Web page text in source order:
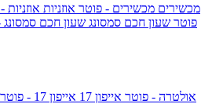
מכשירים מכשירים - פוטר אוזניות אוזניות
שעון Apple Watch Series 10 - פוטר שעון חכם סמסונג שעון חכם סמסונג
גלקסי S26 אולטרה - פוטר אייפון 17 אייפון 17 - פוטר